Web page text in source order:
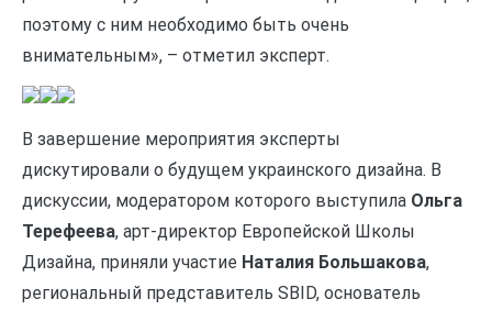
поэтому с ним необходимо быть очень
внимательным», – отметил эксперт.
В завершение мероприятия эксперты
дискутировали о будущем украинского дизайна. В
дискуссии, модератором которого выступила Ольга
Терефеева, арт-директор Европейской Школы
Дизайна, приняли участие Наталия Большакова,
региональный представитель SBID, основатель